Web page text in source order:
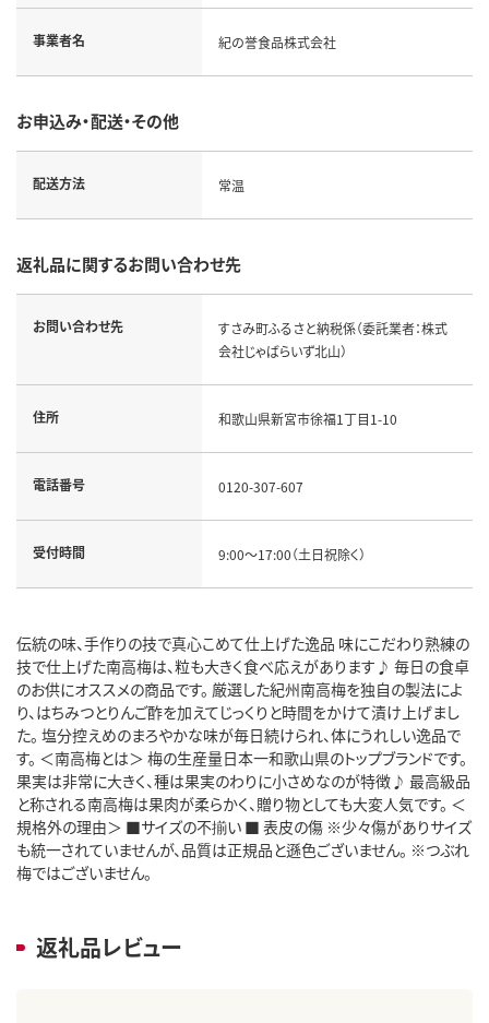
事業者名 紀の誉食品株式会社
お申込み・配送・その他
配送方法 常温
返礼品に関するお問い合わせ先
お問い合わせ先
すさみ町ふるさと納税係（委託業者：株式
会社じゃばらいず北山）
住所 和歌山県新宮市徐福1丁目1-10
電話番号 0120-307-607
受付時間 9:00～17:00（土日祝除く）
伝統の味、手作りの技で真心こめて仕上げた逸品 味にこだわり熟練の
技で仕上げた南高梅は、粒も大きく食べ応えがあります♪ 毎日の食卓
のお供にオススメの商品です。 厳選した紀州南高梅を独自の製法によ
り、はちみつとりんご酢を加えてじっくりと時間をかけて漬け上げまし
た。 塩分控えめのまろやかな味が毎日続けられ、体にうれしい逸品で
す。 ＜南高梅とは＞ 梅の生産量日本一和歌山県のトップブランドです。
果実は非常に大きく、種は果実のわりに小さめなのが特徴♪ 最高級品
と称される南高梅は果肉が柔らかく、贈り物としても大変人気です。 ＜
規格外の理由＞ ■サイズの不揃い ■ 表皮の傷 ※少々傷がありサイズ
も統一されていませんが、品質は正規品と遜色ございません。 ※つぶれ
梅ではございません。
返礼品レビュー